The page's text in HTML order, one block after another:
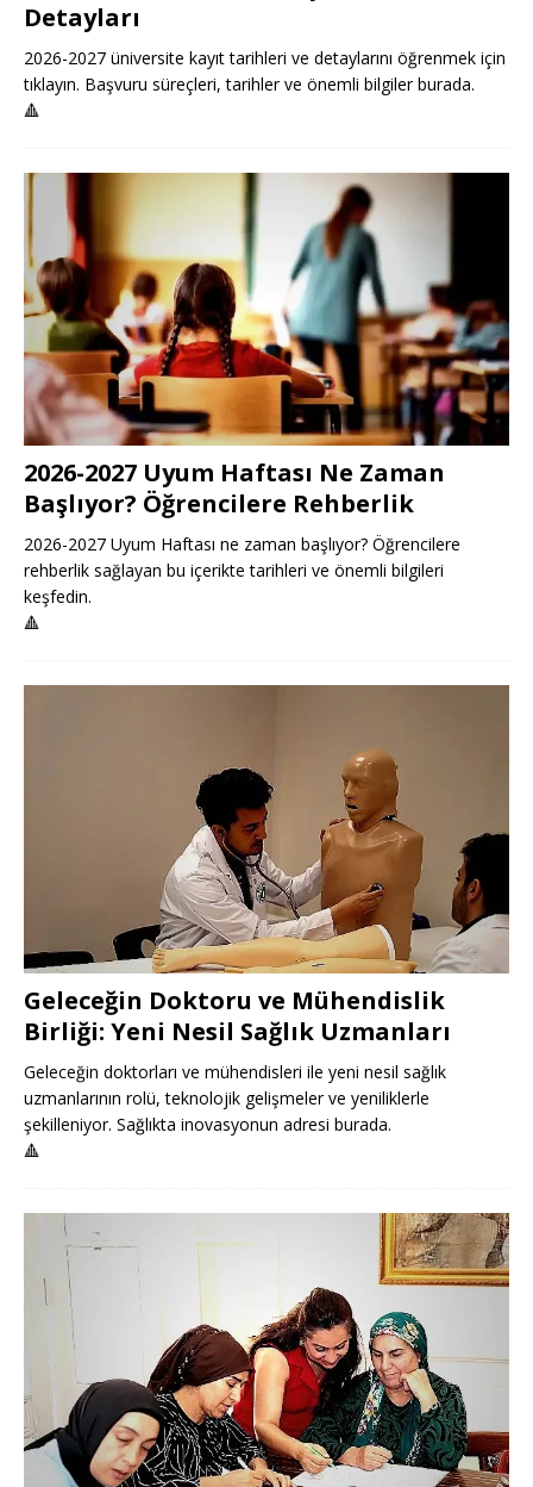
Detayları
2026-2027 üniversite kayıt tarihleri ve detaylarını öğrenmek için
tıklayın. Başvuru süreçleri, tarihler ve önemli bilgiler burada.
🔺
2026-2027 Uyum Haftası Ne Zaman
Başlıyor? Öğrencilere Rehberlik
2026-2027 Uyum Haftası ne zaman başlıyor? Öğrencilere
rehberlik sağlayan bu içerikte tarihleri ve önemli bilgileri
keşfedin.
🔺
Geleceğin Doktoru ve Mühendislik
Birliği: Yeni Nesil Sağlık Uzmanları
Geleceğin doktorları ve mühendisleri ile yeni nesil sağlık
uzmanlarının rolü, teknolojik gelişmeler ve yeniliklerle
şekilleniyor. Sağlıkta inovasyonun adresi burada.
🔺